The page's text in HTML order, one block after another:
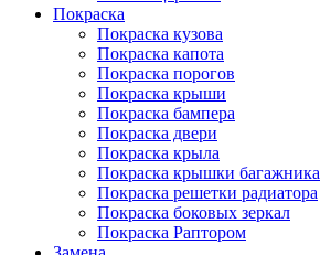
Покраска
Покраска кузова
Покраска капота
Покраска порогов
Покраска крыши
Покраска бампера
Покраска двери
Покраска крыла
Покраска крышки багажника
Покраска решетки радиатора
Покраска боковых зеркал
Покраска Раптором